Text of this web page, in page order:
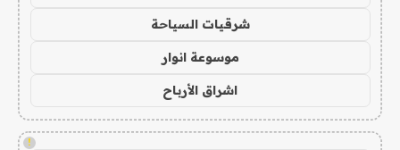
شرقيات السياحة
موسوعة انوار
اشراق الأرباح
!